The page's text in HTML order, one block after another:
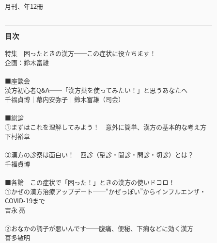
月刊、年12冊
目次
特集 困ったときの漢方──この症状に役立ちます！
企画：鈴木富雄
■座談会
漢方初心者Q&A──「漢方薬を使ってみたい！」と思うあなたへ
千福貞博｜幕内安弥子｜鈴木富雄（司会）
■総論
①まずはこれを理解してみよう！ 意外に簡単、漢方の基本的な考え方
下村裕章
②漢方の診察は面白い！ 四診（望診・聞診・問診・切診）とは？
千福貞博
■各論 この症状で「困った！」ときの漢方の使いドコロ！
①かぜの漢方治療アップデート──“かぜっぽい”からインフルエンザ・
COVID-19まで
吉永 亮
②おなかの調子が悪いんです──腹痛、便秘、下痢などに効く漢方
喜多敏明